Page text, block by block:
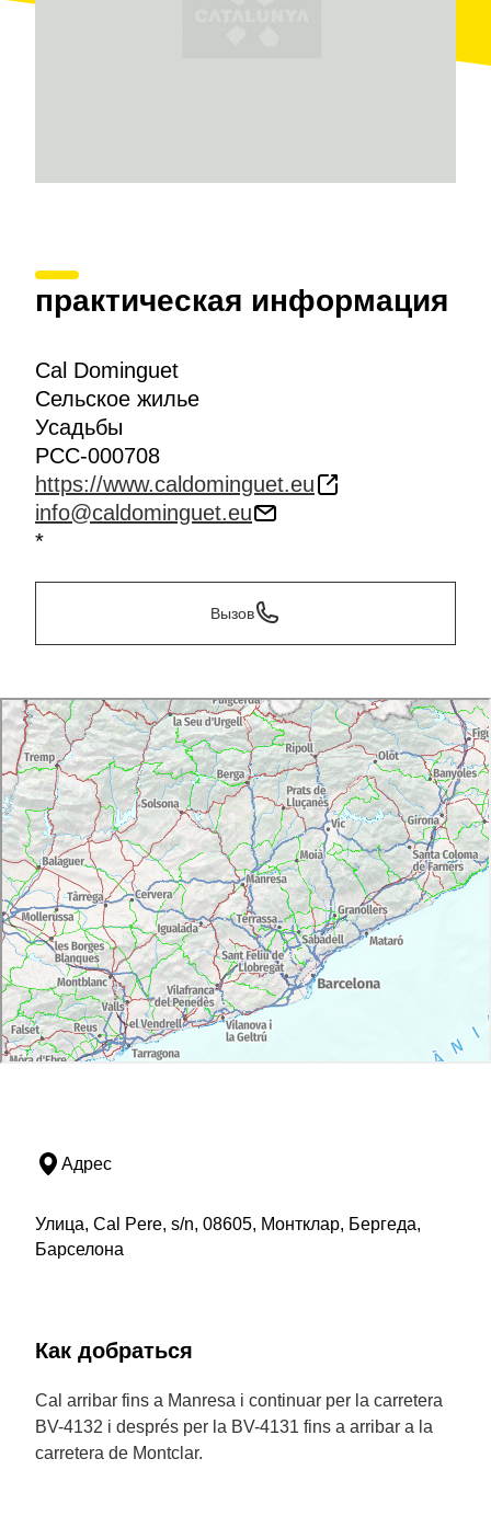
практическая информация
Cal Dominguet
Сельское жилье
Усадьбы
PCC-000708
https://www.caldominguet.eu
info@caldominguet.eu
*
Вызов
Адрес
Улица, Cal Pere, s/n, 08605, Монтклар, Бергеда,
Барселона
Как добраться
Cal arribar fins a Manresa i continuar per la carretera
BV-4132 i després per la BV-4131 fins a arribar a la
carretera de Montclar.